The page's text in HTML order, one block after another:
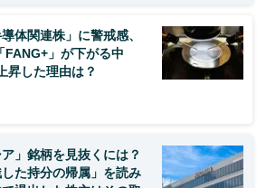
体関連株」に警戒感、
FANG+」が下がる中
昇した理由は？
」銘柄を見抜くには？
た持分の帰属」を読み